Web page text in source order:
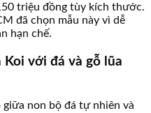
triệu đồng tùy kích thước.
đã chọn mẫu này vì dễ
hạn chế.
với đá và gỗ lũa
non bộ đá tự nhiên và